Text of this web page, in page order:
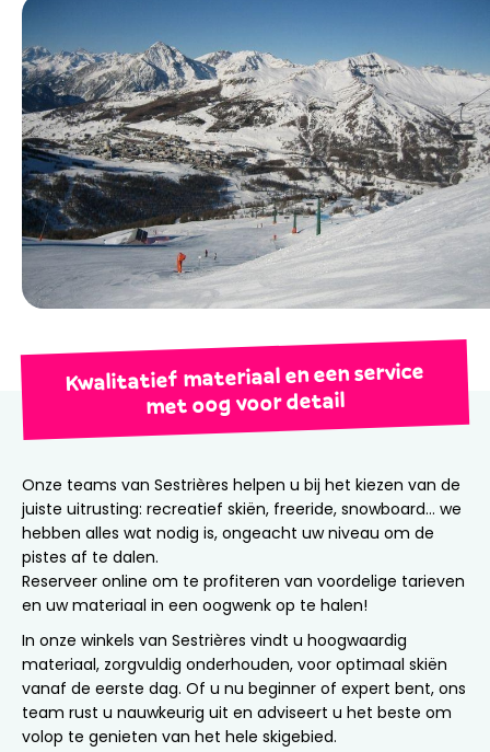
Kwalitatief materiaal en een service
met oog voor detail
Onze teams van Sestrières helpen u bij het kiezen van de
juiste uitrusting: recreatief skiën, freeride, snowboard… we
hebben alles wat nodig is, ongeacht uw niveau om de
pistes af te dalen.
Reserveer online om te profiteren van voordelige tarieven
en uw materiaal in een oogwenk op te halen!
In onze winkels van Sestrières vindt u hoogwaardig
materiaal, zorgvuldig onderhouden, voor optimaal skiën
vanaf de eerste dag. Of u nu beginner of expert bent, ons
team rust u nauwkeurig uit en adviseert u het beste om
volop te genieten van het hele skigebied.